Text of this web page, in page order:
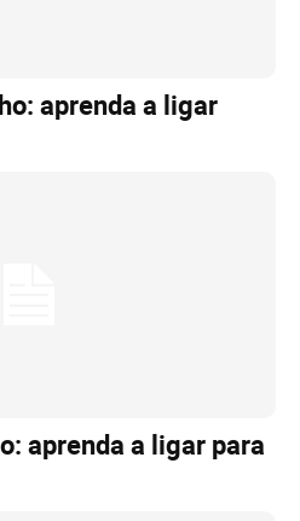
aprenda a ligar
aprenda a ligar para